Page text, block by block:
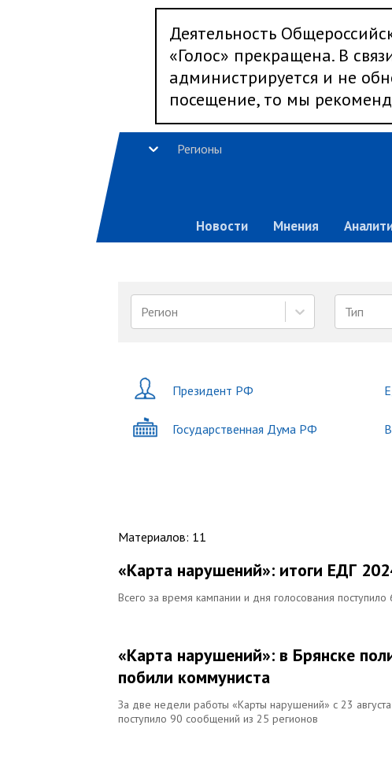
Деятельность
«Голос» прекращена. В
администрируется и не
посещение, то мы
Регионы
Новости Мнения
Регион Тип
Президент РФ
Государственная Дума РФ
Материалов: 11
«Карта нарушений»: итоги ЕДГ
Всего за время кампании и дня голосования
«Карта нарушений»: в Брянске
побили коммуниста
За две недели работы «Карты нарушений» с 23
поступило 90 сообщений из 25 регионов